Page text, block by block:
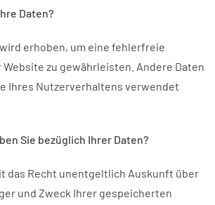
Daten?
erhoben, um eine fehlerfreie
zu gewährleisten. Andere Daten
Ihres Nutzerverhaltens verwendet
Sie bezüglich Ihrer Daten?
das Recht unentgeltlich Auskunft über
und Zweck Ihrer gespeicherten